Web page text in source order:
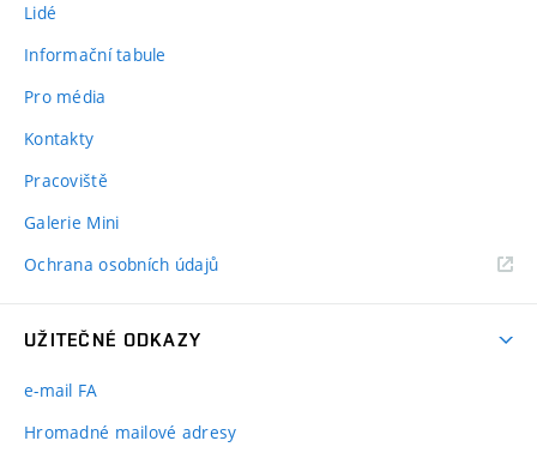
Lidé
Informační tabule
Pro média
Kontakty
Pracoviště
Galerie Mini
Ochrana osobních údajů
UŽITEČNÉ ODKAZY
e-mail FA
Hromadné mailové adresy